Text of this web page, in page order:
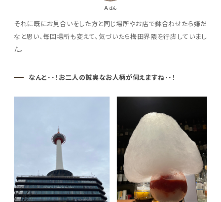
Aさん
それに既にお見合いをした方と同じ場所やお店で鉢合わせたら嫌だ
なと思い、毎回場所も変えて、気づいたら梅田界隈を行脚していまし
た。
なんと･･！お二人の誠実なお人柄が伺えますね･･！